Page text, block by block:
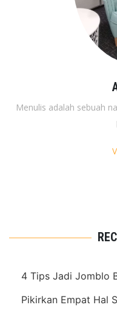
Menulis adalah sebuah
4 Tips Jadi Jomblo
Pikirkan Empat Hal